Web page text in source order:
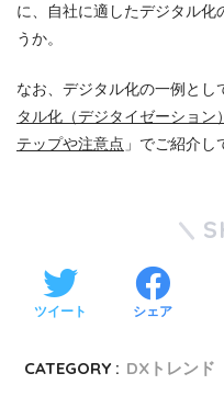
に、自社に適したデジタル化
うか。
なお、デジタル化の一例とし
タル化（デジタイゼーション
テップや注意点 」でご紹介し
ツイート シェア
CATEGORY : DXトレンド